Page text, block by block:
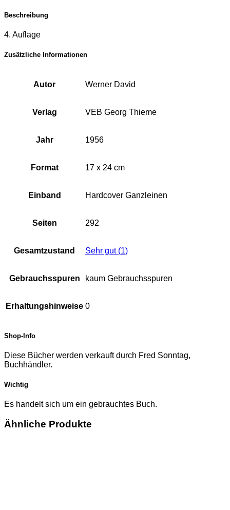
Beschreibung
4. Auflage
Zusätzliche Informationen
Autor Werner David
Verlag VEB Georg Thieme
Jahr 1956
Format 17 x 24 cm
Einband Hardcover Ganzleinen
Seiten 292
Gesamtzustand Sehr gut (1)
Gebrauchsspuren kaum Gebrauchsspuren
Erhaltungshinweise 0
Shop-Info
Diese Bücher werden verkauft durch Fred Sonntag,
Buchhändler.
Wichtig
Es handelt sich um ein gebrauchtes Buch.
Ähnliche Produkte